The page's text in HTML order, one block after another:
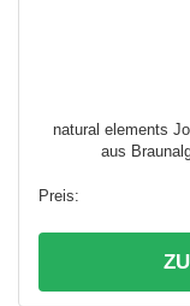
natural elements
aus